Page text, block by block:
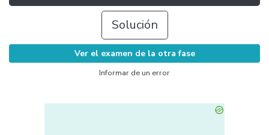
Solución
Ver el examen de la otra fase
Informar de un error